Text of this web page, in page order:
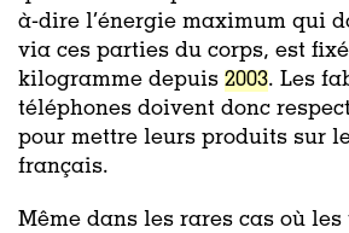
à-dire l’énergie maximum qui
via ces parties du corps, est
kilogramme depuis 2003. Les
téléphones doivent donc
pour mettre leurs produits sur
français.
Même dans les rares cas où les